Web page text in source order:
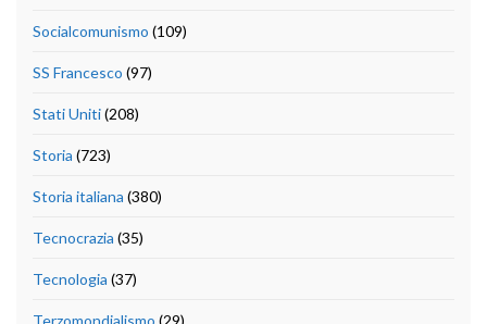
Socialcomunismo (109)
SS Francesco (97)
Stati Uniti(208)
Storia (723)
Storia italiana (380)
Tecnocrazia (35)
Tecnologia (37)
Terzomondialismo (29)